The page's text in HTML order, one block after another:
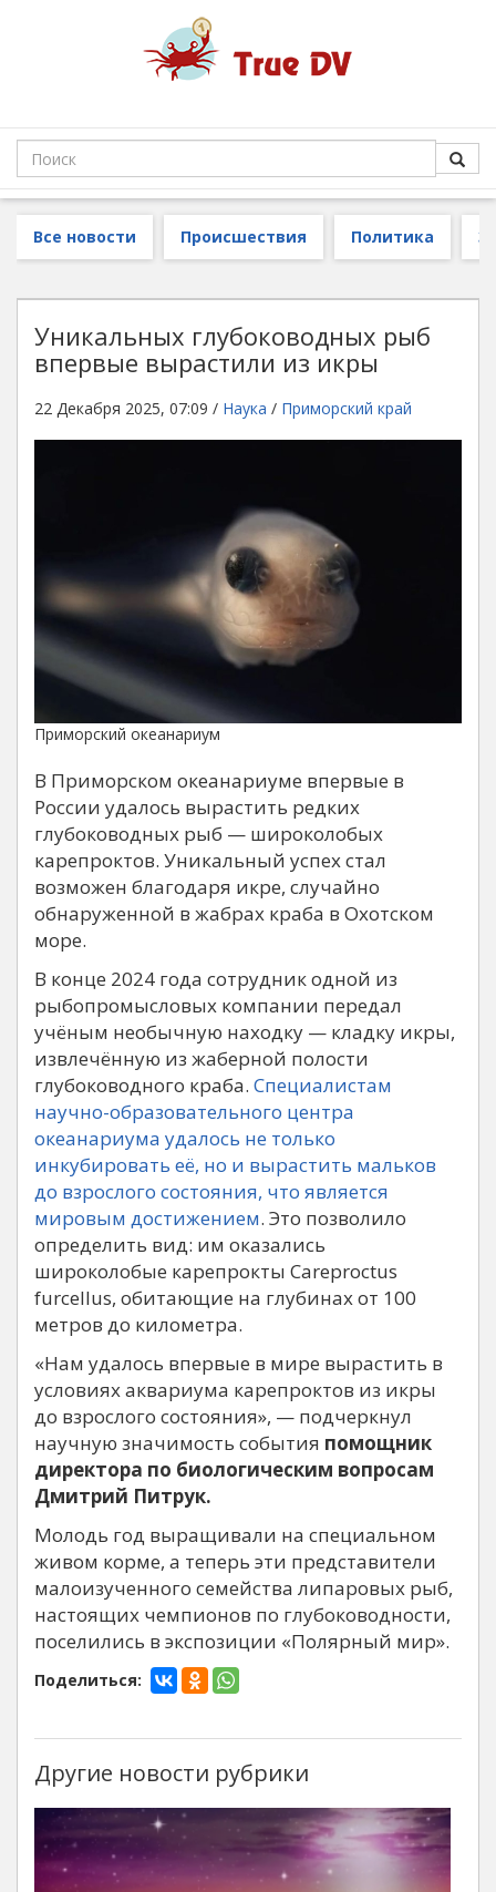
Все новости Происшествия Политика
Уникальных глубоководных рыб
впервые вырастили из икры
22 Декабря 2025, 07:09 / Наука / Приморский край
Приморский океанариум
В Приморском океанариуме впервые в
России удалось вырастить редких
глубоководных рыб — широколобых
карепроктов. Уникальный успех стал
возможен благодаря икре, случайно
обнаруженной в жабрах краба в Охотском
море.
В конце 2024 года сотрудник одной из
рыбопромысловых компании передал
учёным необычную находку — кладку икры,
извлечённую из жаберной полости
глубоководного краба. Специалистам
научно-образовательного центра
океанариума удалось не только
инкубировать её, но и вырастить мальков
до взрослого состояния, что является
мировым достижением. Это позволило
определить вид: им оказались
широколобые карепрокты Careproctus
furcellus, обитающие на глубинах от 100
метров до километра.
«Нам удалось впервые в мире вырастить в
условиях аквариума карепроктов из икры
до взрослого состояния», — подчеркнул
научную значимость события помощник
директора по биологическим вопросам
Дмитрий Питрук.
Молодь год выращивали на специальном
живом корме, а теперь эти представители
малоизученного семейства липаровых рыб,
настоящих чемпионов по глубоководности,
поселились в экспозиции «Полярный мир».
Поделиться:
Другие новости рубрики